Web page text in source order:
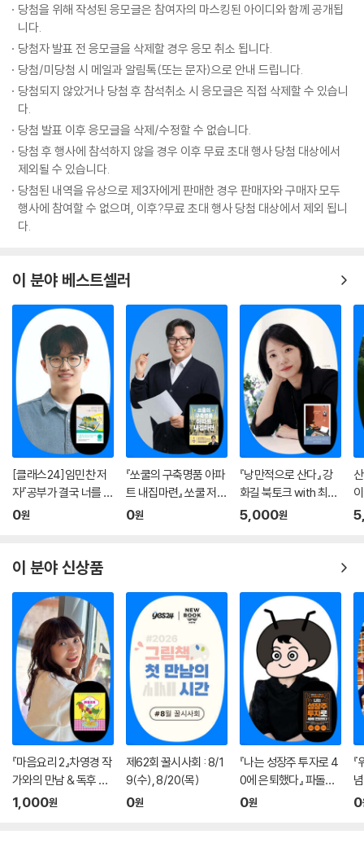
당첨을 위해 작성된 응모글은 참여자의 마스킹된 아이디와 함께 공개됩
니다.
당첨자 발표 전 응모글을 삭제할 경우 응모 취소 됩니다.
당첨/미당첨 시 메일과 알림톡(또는 문자)으로 안내 드립니다.
당첨되지 않았거나 당첨 후 참석취소 시 응모글은 직접 삭제할 수 있습니
다.
당첨 발표 이후 응모글을 삭제/수정할 수 없습니다.
당첨 후 행사에 참석하지 않을 경우 이후 무료 초대 행사 당첨 대상에서
제외될 수 있습니다.
당첨된 내역을 유상으로 제3자에게 판매한 경우 판매자와 구매자 모두
행사에 참여할 수 없으며, 이후?무료 초대 행사 당첨 대상에서 제외 됩니
다.
이 분야 베스트셀러
[클래스24]임민찬 저
자『공부가 결국 너를 지
켜줄 거야』온라인 북토
0원
『쏘쿨의 구축명품 아파
트 내집마련』 쏘쿨 저자
온라인 북토크
0원
『낭만적으로 산다』 강
화길 북토크 with 최지
은 (사회)
5,000원
이 분야 신상품
『마음요리 2』차영경 작
가와의 만남 & 독후 활
동
1,000원
제62회 꿀시사회 : 8/1
9(수), 8/20(목)
0원
『나는 성장주 투자로 4
0에 은퇴했다』 파돌댁
온라인 북토크
0원 0